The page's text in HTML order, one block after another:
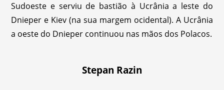
Sudoeste e serviu de bastião à Ucrânia a leste do
Dnieper e Kiev (na sua margem ocidental). A Ucrânia
a oeste do Dnieper continuou nas mãos dos Polacos.
Stepan Razin